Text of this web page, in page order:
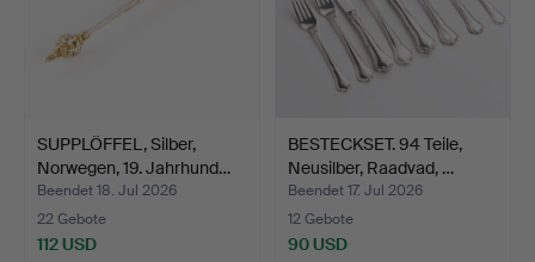
SUPPLÖFFEL, Silber,
Norwegen, 19. Jahrhund…
Beendet 18. Jul 2026
22 Gebote
112 USD
BESTECKSET. 94 Teile,
Neusilber, Raadvad, …
Beendet 17. Jul 2026
12 Gebote
90 USD